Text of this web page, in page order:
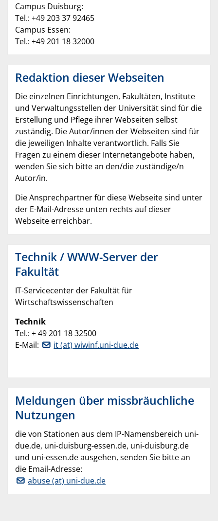
Campus Duisburg:
Tel.: +49 203 37 92465
Campus Essen:
Tel.: +49 201 18 32000
Redaktion dieser Webseiten
Die einzelnen Einrichtungen, Fakultäten, Institute
und Verwaltungsstellen der Universität sind für die
Erstellung und Pflege ihrer Webseiten selbst
zuständig. Die Autor/innen der Webseiten sind für
die jeweiligen Inhalte verantwortlich. Falls Sie
Fragen zu einem dieser Internetangebote haben,
wenden Sie sich bitte an den/die zuständige/n
Autor/in.
Die Ansprechpartner für diese Webseite sind unter
der E-Mail-Adresse unten rechts auf dieser
Webseite erreichbar.
Technik / WWW-Server der
Fakultät
IT-Servicecenter der Fakultät für
Wirtschaftswissenschaften
Technik
Tel.: + 49 201 18 32500
E-Mail:
it (at) wiwinf.uni-due.de
Meldungen über missbräuchliche
Nutzungen
die von Stationen aus dem IP-Namensbereich uni-
due.de, uni-duisburg-essen.de, uni-duisburg.de
und uni-essen.de ausgehen, senden Sie bitte an
die Email-Adresse:
abuse (at) uni-due.de